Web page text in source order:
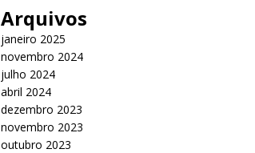
Arquivos
janeiro 2025
novembro 2024
julho 2024
abril 2024
dezembro 2023
novembro 2023
outubro 2023